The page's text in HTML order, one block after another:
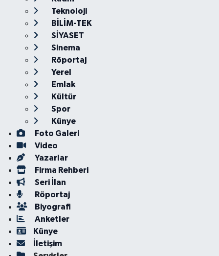
Teknoloji
BİLİM-TEK
SİYASET
Sinema
Röportaj
Yerel
Emlak
Kültür
Spor
Künye
Foto Galeri
Video
Yazarlar
Firma Rehberi
Seri İlan
Röportaj
Biyografi
Anketler
Künye
İletişim